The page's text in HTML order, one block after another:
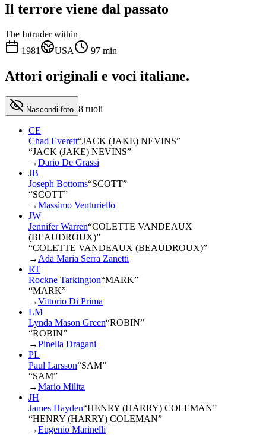
Il terrore viene dal passato
The Intruder within
1981
USA 97 min
Attori originali e voci italiane.
Nascondi foto 8 ruoli
CE
Chad Everett“JACK (JAKE) NEVINS”
“JACK (JAKE) NEVINS”
→Dario De Grassi
JB
Joseph Bottoms“SCOTT”
“SCOTT”
→Massimo Venturiello
JW
Jennifer Warren“COLETTE VANDEAUX
(BEAUDROUX)”
“COLETTE VANDEAUX (BEAUDROUX)”
→ Ada Maria Serra Zanetti
RT
Rockne Tarkington“MARK”
“MARK”
→Vittorio Di Prima
LM
Lynda Mason Green“ROBIN”
“ROBIN”
→Pinella Dragani
PL
Paul Larsson“SAM”
“SAM”
→Mario Milita
JH
James Hayden“HENRY (HARRY) COLEMAN”
“HENRY (HARRY) COLEMAN”
→Eugenio Marinelli